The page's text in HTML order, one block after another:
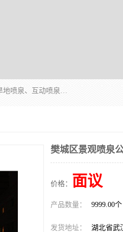
湖北奇通瑞科技有限公司（penquan.cn.b2b168.com）业务范围涵盖：音乐喷泉、旱地喷泉、互动喷泉、喷泉设计及灯光水秀等各类水景工程，广泛应用于公园、城市广场、商业综合体、旅游景区、住宅社区等领域。
樊城区景观喷泉
价格： 面议
产品数量： 9999.00个
发货地址： 湖北省武